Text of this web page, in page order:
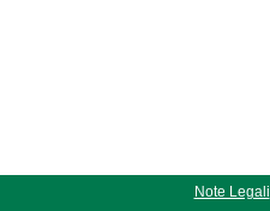
Note Legali